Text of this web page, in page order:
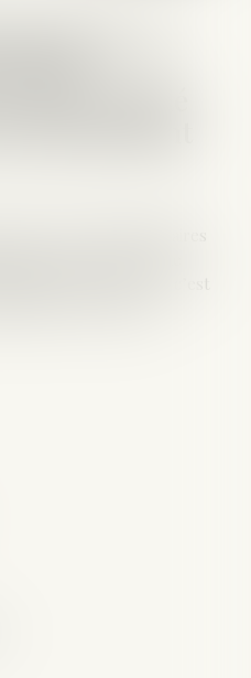
: la
pas
le salarié
jours supplémentaires
ne se présume